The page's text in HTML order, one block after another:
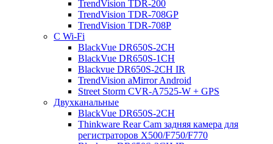
TrendVision TDR-200
TrendVision TDR-708GP
TrendVision TDR-708P
С Wi-Fi
BlackVue DR650S-2CH
BlackVue DR650S-1CH
Blackvue DR650S-2CH IR
TrendVision aMirror Android
Street Storm CVR-A7525-W + GPS
Двухканальные
BlackVue DR650S-2CH
Thinkware Rear Cam задняя камера для
регистраторов X500/F750/F770